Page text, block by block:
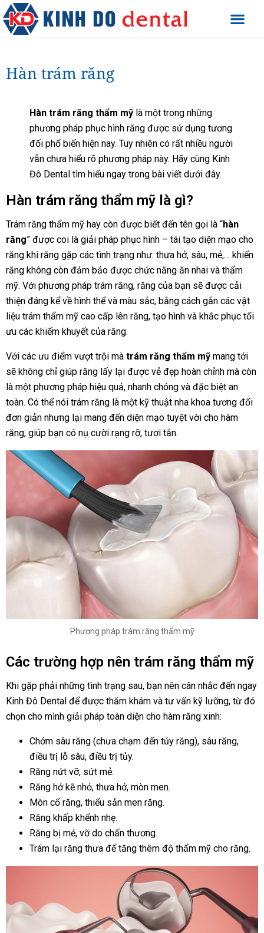
Hàn trám răng
Hàn trám răng thẩm mỹ là một trong những
phương pháp phục hình răng được sử dụng tương
đối phổ biến hiện nay. Tuy nhiên có rất nhiều người
vẫn chưa hiểu rõ phương pháp này. Hãy cùng Kinh
Đô Dental tìm hiểu ngay trong bài viết dưới đây.
Hàn trám răng thẩm mỹ là gì?
Trám răng thẩm mỹ hay còn được biết đến tên gọi là “hàn
răng” được coi là giải pháp phục hình – tái tạo diện mạo cho
răng khi răng gặp các tình trạng như: thưa hở, sâu, mẻ,… khiến
răng không còn đảm bảo được chức năng ăn nhai và thẩm
mỹ. Với phương pháp trám răng, răng của bạn sẽ được cải
thiện đáng kể về hình thể và màu sắc, bằng cách gắn các vật
liệu trám thẩm mỹ cao cấp lên răng, tạo hình và khắc phục tối
ưu các khiếm khuyết của răng.
Với các ưu điểm vượt trội mà trám răng thẩm mỹ mang tới
sẽ không chỉ giúp răng lấy lại được vẻ đẹp hoàn chỉnh mà còn
là một phương pháp hiệu quả, nhanh chóng và đặc biệt an
toàn. Có thể nói trám răng là một kỹ thuật nha khoa tương đối
đơn giản nhưng lại mang đến diện mạo tuyệt vời cho hàm
răng, giúp bạn có nụ cười rạng rỡ, tươi tắn.
Phương pháp trám răng thẩm mỹ
Các trường hợp nên trám răng thẩm mỹ
Khi gặp phải những tình trạng sau, bạn nên cân nhắc đến ngay
Kinh Đô Dental để được thăm khám và tư vấn kỹ lưỡng, từ đó
chọn cho mình giải pháp toàn diện cho hàm răng xinh:
Chớm sâu răng (chưa chạm đến tủy răng), sâu răng,
điều trị lỗ sâu, điều trị tủy.
Răng nứt vỡ, sứt mẻ.
Răng hở kẽ nhỏ, thưa hở, mòn men.
Mòn cổ răng, thiểu sản men răng.
Răng khấp khểnh nhẹ.
Răng bị mẻ, vỡ do chấn thương.
Trám lại răng thưa để tăng thêm độ thẩm mỹ cho răng.